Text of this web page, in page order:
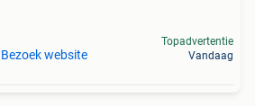
Bezoek website
Topadvertentie
Vandaag